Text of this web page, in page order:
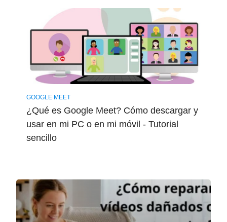
GOOGLE MEET
¿Qué es Google Meet? Cómo descargar y
usar en mi PC o en mi móvil - Tutorial
sencillo